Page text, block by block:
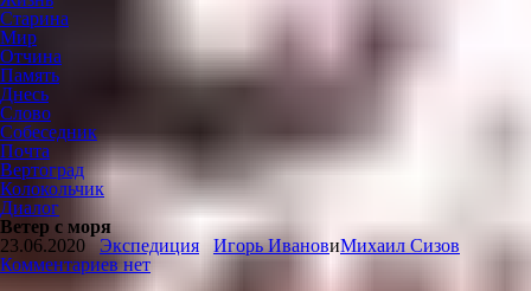
Старина
Мир
Отчина
Память
Днесь
Слово
Собеседник
Почта
Вертоград
Колокольчик
Диалог
Ветер с моря
23.06.2020
Экспедиция Игорь ИвановиМихаил Сизов
Комментариев нет